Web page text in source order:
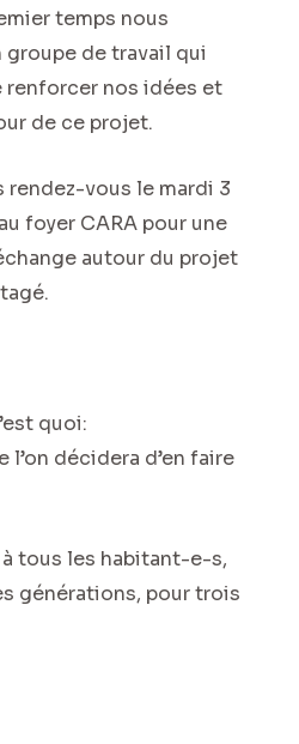
temps nous
de travail qui
nos idées et
de ce projet.
rendez-vous le mardi 3
foyer CARA pour une
autour du projet
quoi:
l’on décidera d’en faire
tous les habitant-e-s,
générations, pour trois